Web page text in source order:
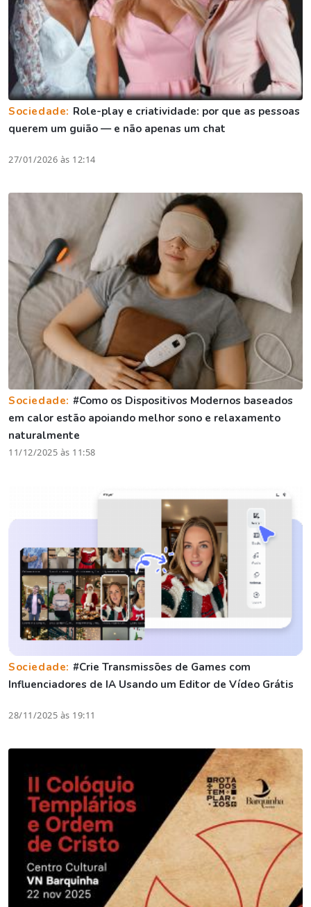
Sociedade: Role-play e criatividade: por que as pessoas
querem um guião — e não apenas um chat
27/01/2026 às 12:14
Sociedade: #Como os Dispositivos Modernos baseados
em calor estão apoiando melhor sono e relaxamento
naturalmente
11/12/2025 às 11:58
Sociedade: #Crie Transmissões de Games com
Influenciadores de IA Usando um Editor de Vídeo Grátis
28/11/2025 às 19:11